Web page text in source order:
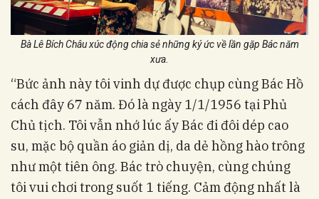
Bà Lê Bích Châu xúc động chia sẻ những ký ức về lần gặp Bác năm
xưa.
“Bức ảnh này tôi vinh dự được chụp cùng Bác Hồ
cách đây 67 năm. Đó là ngày 1/1/1956 tại Phủ
Chủ tịch. Tôi vẫn nhớ lúc ấy Bác đi đôi dép cao
su, mặc bộ quần áo giản dị, da dẻ hồng hào trông
như một tiên ông. Bác trò chuyện, cùng chúng
tôi vui chơi trong suốt 1 tiếng. Cảm động nhất là